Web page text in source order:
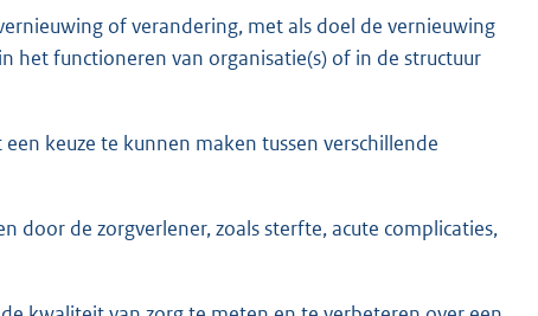
of verandering, met als doel de vernieuwing
het functioneren van organisatie(s) of in de structuur
keuze te kunnen maken tussen verschillende
door de zorgverlener, zoals sterfte, acute complicaties,